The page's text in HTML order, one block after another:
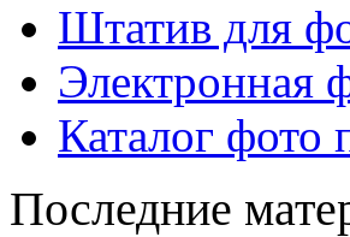
Штатив для
Электронная
Каталог фото
Последние